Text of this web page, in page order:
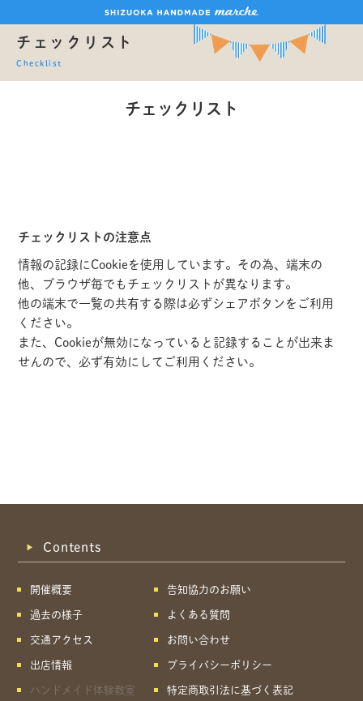
チェックリスト
Checklist
チェックリスト
チェックリストの注意点
情報の記録にCookieを使用しています。その為、端末の
他、ブラウザ毎でもチェックリストが異なります。
他の端末で一覧の共有する際は必ずシェアボタンをご利用
ください。
また、Cookieが無効になっていると記録することが出来ま
せんので、必ず有効にしてご利用ください。
共有方法を選択
Contents
開催概要
過去の様子
交通アクセス
出店情報
ハンドメイド体験教室
告知協力のお願い
よくある質問
お問い合わせ
プライバシーポリシー
特定商取引法に基づく表記